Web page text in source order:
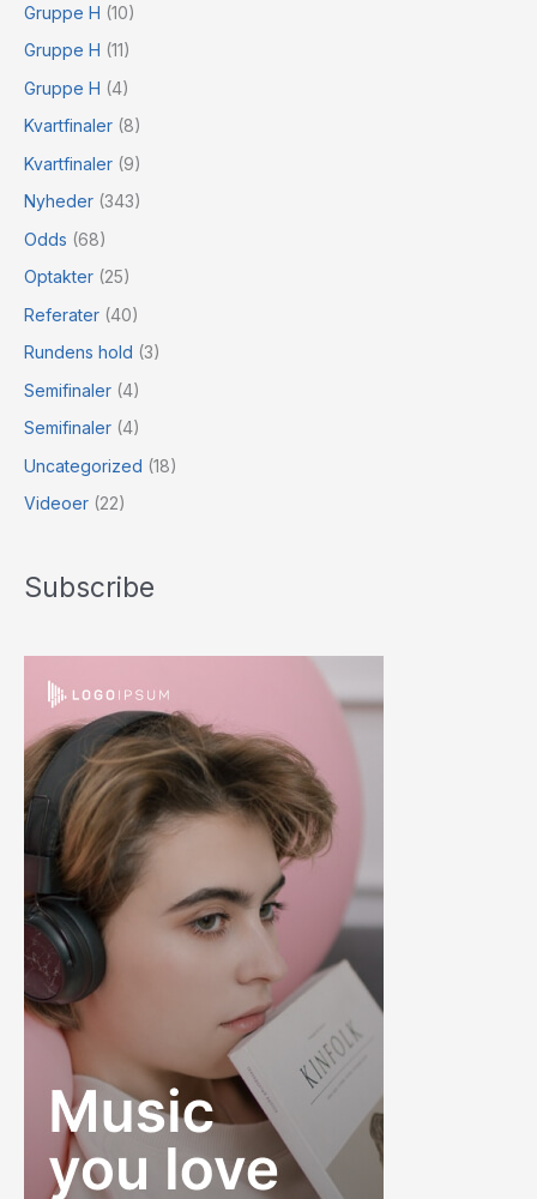
Gruppe H (10)
Gruppe H (11)
Gruppe H (4)
Kvartfinaler (8)
Kvartfinaler (9)
Nyheder (343)
Odds (68)
Optakter (25)
Referater (40)
Rundens hold (3)
Semifinaler (4)
Semifinaler (4)
Uncategorized (18)
Videoer (22)
Subscribe